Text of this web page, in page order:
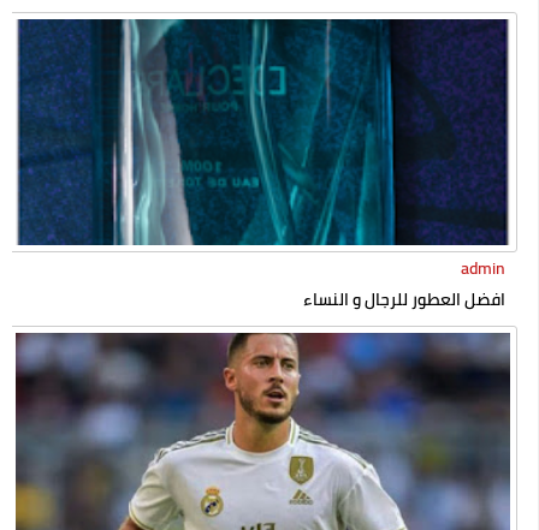
admin
افضل العطور للرجال و النساء